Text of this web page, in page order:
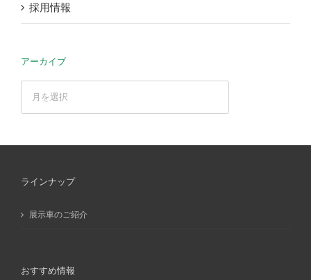
採用情報
アーカイブ
ラインナップ
展示車のご紹介
おすすめ情報